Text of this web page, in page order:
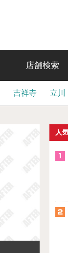
店舗検索
吉祥寺 立川
人